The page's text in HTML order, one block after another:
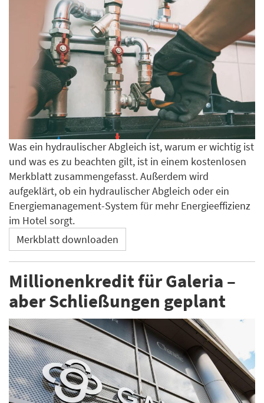
Was ein hydraulischer Abgleich ist, warum er wichtig ist
und was es zu beachten gilt, ist in einem kostenlosen
Merkblatt zusammengefasst. Außerdem wird
aufgeklärt, ob ein hydraulischer Abgleich oder ein
Energiemanagement-System für mehr Energieeffizienz
im Hotel sorgt.
Merkblatt downloaden
Millionenkredit für Galeria –
aber Schließungen geplant